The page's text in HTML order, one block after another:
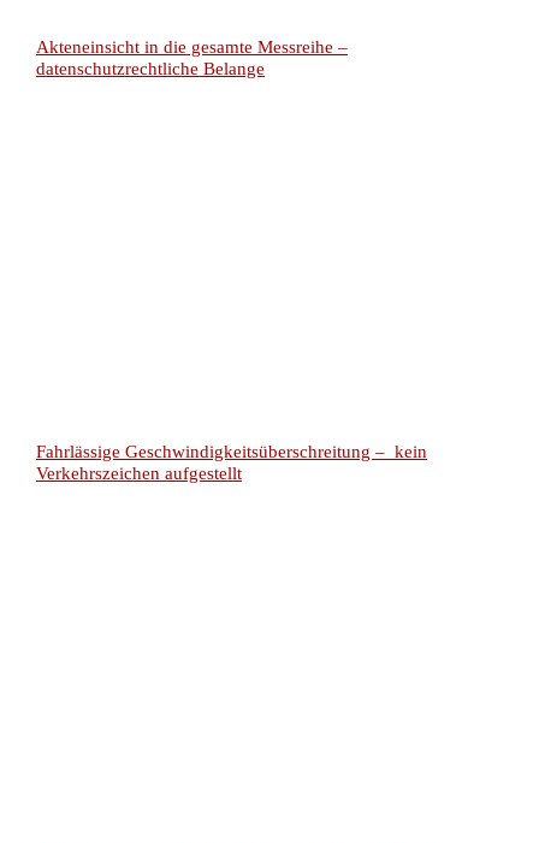
Akteneinsicht in die gesamte Messreihe –
datenschutzrechtliche Belange
Fahrlässige Geschwindigkeitsüberschreitung – kein
Verkehrszeichen aufgestellt